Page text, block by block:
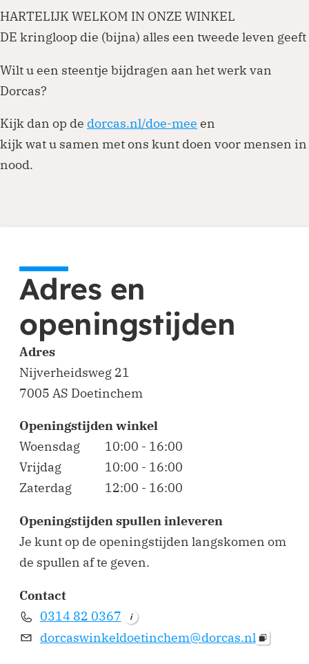
HARTELIJK WELKOM IN ONZE WINKEL
DE kringloop die (bijna) alles een tweede leven geeft
Wilt u een steentje bijdragen aan het werk van
Dorcas?
Kijk dan op de dorcas.nl/doe-mee en
kijk wat u samen met ons kunt doen voor mensen in
nood.
Adres en
openingstijden
Adres
Nijverheidsweg 21
7005 AS Doetinchem
Openingstijden winkel
Woensdag
10:00 - 16:00
Vrijdag
10:00 - 16:00
Zaterdag
12:00 - 16:00
Openingstijden spullen inleveren
Je kunt op de openingstijden langskomen om
de spullen af te geven.
Contact
0314 82 0367
i
dorcaswinkeldoetinchem@dorcas.nl